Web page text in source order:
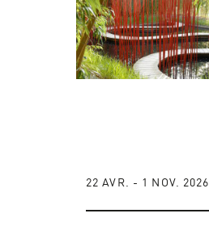
22 AVR. - 1 NOV. 2026